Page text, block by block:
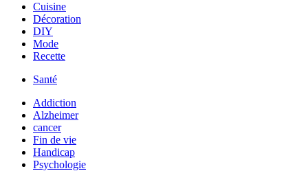
Cuisine
Décoration
DIY
Mode
Recette
Santé
Addiction
Alzheimer
cancer
Fin de vie
Handicap
Psychologie